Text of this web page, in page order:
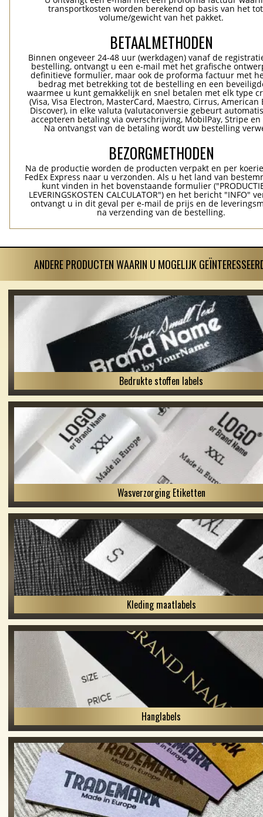
transportkosten worden berekend op basis van het
volume/gewicht van het pakket.
BETAALMETHODEN
Binnen ongeveer 24-48 uur (werkdagen) vanaf de
bestelling, ontvangt u een e-mail met het grafische
definitieve formulier, maar ook de proforma factuur met
bedrag met betrekking tot de bestelling en een
waarmee u kunt gemakkelijk en snel betalen met elk type
(Visa, Visa Electron, MasterCard, Maestro, Cirrus, American
Discover), in elke valuta (valutaconversie gebeurt
accepteren betaling via overschrijving, MobilPay, Stripe en
Na ontvangst van de betaling wordt uw bestelling
BEZORGMETHODEN
Na de productie worden de producten verpakt en per
FedEx Express naar u verzonden. Als u het land van
kunt vinden in het bovenstaande formulier
LEVERINGSKOSTEN CALCULATOR") en het bericht "INFO"
ontvangt u in dit geval per e-mail de prijs en de
na verzending van de bestelling.
ANDERE PRODUCTEN WAARIN U MOGELIJK
Bedrukte stoffen labels
Wasverzorging Etiketten
Kleding maatlabels
Hanglabels